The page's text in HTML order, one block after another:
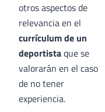
otros aspectos de
relevancia en el
currículum de un
deportistaque se
valorarán en el caso
de no tener
experiencia.